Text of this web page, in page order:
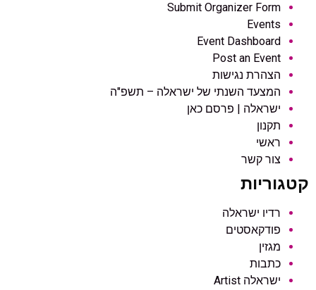
Submit Organizer Form
Events
Event Dashboard
Post an Event
הצהרת נגישות
המצעד השנתי של ישראלה – תשפ"ה
ישראלה | פרסם כאן
תקנון
ראשי
צור קשר
קטגוריות
רדיו ישראלה
פודקאסטים
מגזין
כתבות
ישראלה Artist